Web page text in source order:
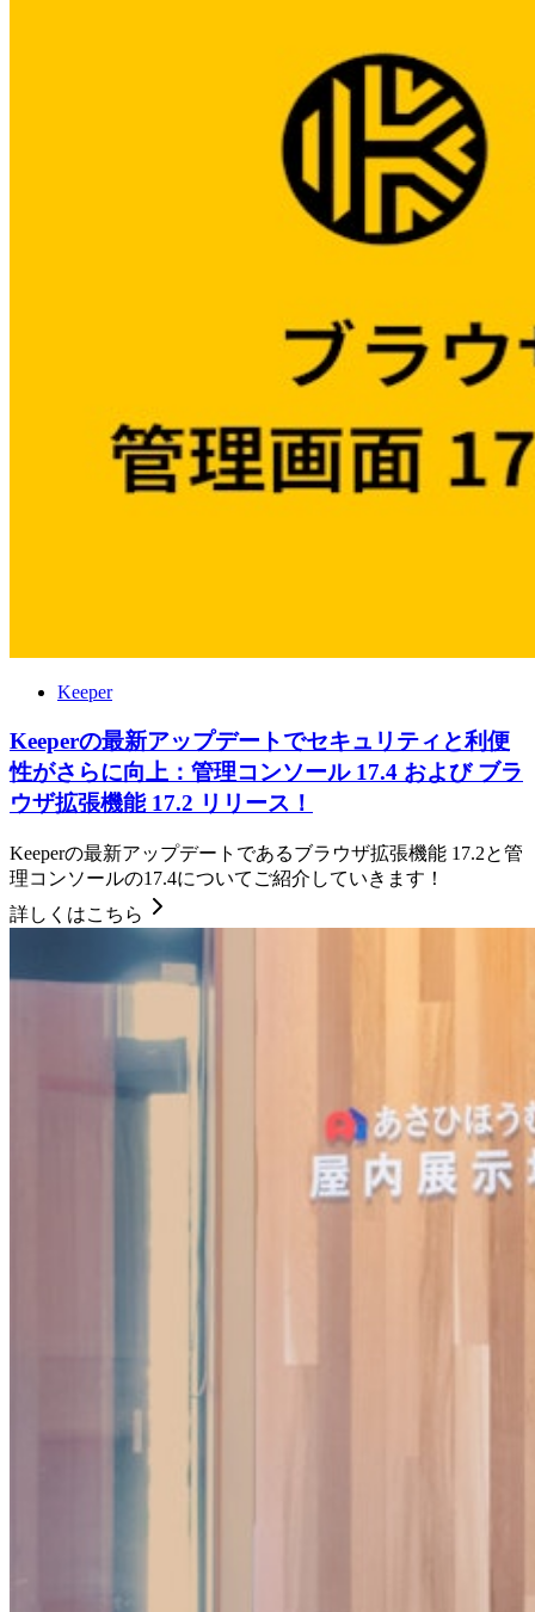
Keeper
Keeperの最新アップデートでセキュリティと利便
性がさらに向上：管理コンソール 17.4 および ブラ
ウザ拡張機能 17.2 リリース！
Keeperの最新アップデートであるブラウザ拡張機能 17.2と管
理コンソールの17.4についてご紹介していきます！
詳しくはこちら